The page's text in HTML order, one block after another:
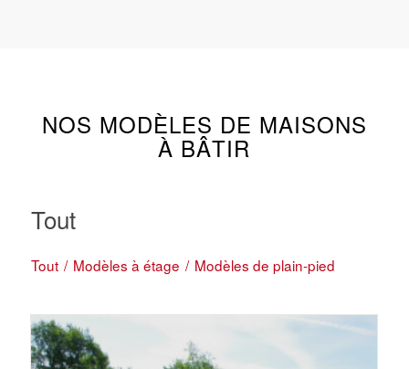
NOS MODÈLES DE MAISONS
À BÂTIR
Tout
Tout / Modèles à étage / Modèles de plain-pied